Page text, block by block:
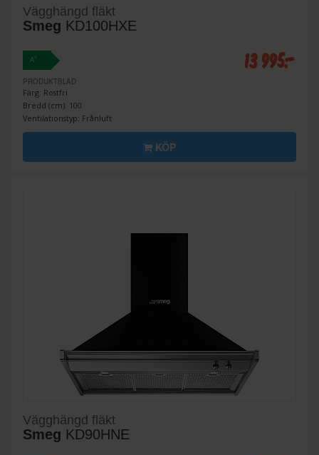
Vägghängd fläkt
Smeg KD100HXE
A+
PRODUKTBLAD
Färg: Rostfri
Bredd (cm): 100
Ventilationstyp: Frånluft
13 995:-
KÖP
Vägghängd fläkt
Smeg KD90HNE